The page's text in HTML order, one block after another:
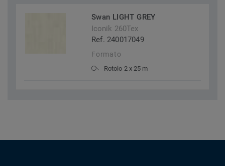
Swan LIGHT GREY
Iconik 260Tex
Ref. 240017049
Formato
Rotolo 2 x 25 m